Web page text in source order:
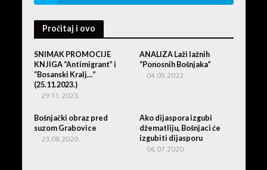
Pročitaj i ovo
SNIMAK PROMOCIJE
KNJIGA “Antimigrant” i
“Bosanski Kralj…”
(25.11.2023.)
29.11.2023.
ANALIZA Laži lažnih
“Ponosnih Bošnjaka”
04.05.2022.
Bošnjački obraz pred
suzom Grabovice
23.08.2020.
Ako dijaspora izgubi
džematliju, Bošnjaci će
izgubiti dijasporu
06.07.2020.